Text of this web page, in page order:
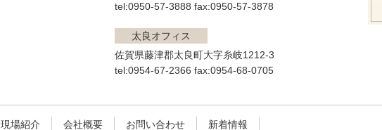
tel:0950-57-3888 fax:0950-57-3878
太良オフィス
佐賀県藤津郡太良町大字糸岐1212-3
tel:0954-67-2366 fax:0954-68-0705
現場紹介 会社概要 お問い合わせ 新着情報